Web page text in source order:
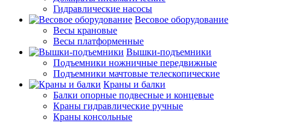
Гидравлические насосы
Весовое оборудование
Весы крановые
Весы платформенные
Вышки-подъемники
Подъемники ножничные передвижные
Подъемники мачтовые телескопические
Краны и балки
Балки опорные подвесные и концевые
Краны гидравлические ручные
Краны консольные